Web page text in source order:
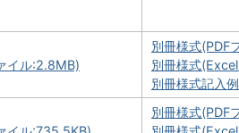
イル:2.8MB)
別冊様式(PDF
別冊様式
別冊様式記入
別冊様式(PDF